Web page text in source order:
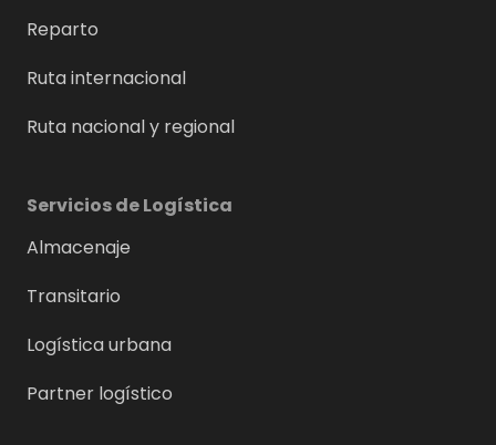
Reparto
Ruta internacional
Ruta nacional y regional
Servicios de Logística
Almacenaje
Transitario
Logística urbana
Partner logístico